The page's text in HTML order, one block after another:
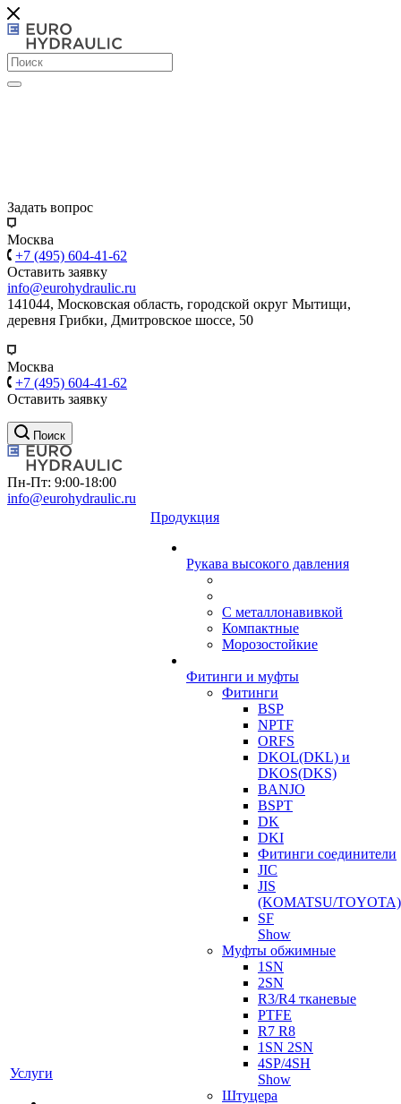
Задать вопрос
Москва
+7 (495) 604-41-62
Оставить заявку
info@eurohydraulic.ru
141044, Московская область, городской округ Мытищи,
деревня Грибки, Дмитровское шоссе, 50
Москва
+7 (495) 604-41-62
Оставить заявку
Поиск
Пн-Пт: 9:00-18:00
info@eurohydraulic.ru
Услуги
Продукция
Рукава высокого давления
С металлонавивкой
Компактные
Морозостойкие
Фитинги и муфты
Фитинги
BSP
NPTF
ORFS
DKOL(DKL) и
DKOS(DKS)
BANJO
BSPT
DK
DKI
Фитинги соединители
JIC
JIS
(KOMATSU/TOYOTA)
SF
Show
Муфты обжимные
1SN
2SN
R3/R4 тканевые
PTFE
R7 R8
1SN 2SN
4SP/4SH
Show
Штуцера